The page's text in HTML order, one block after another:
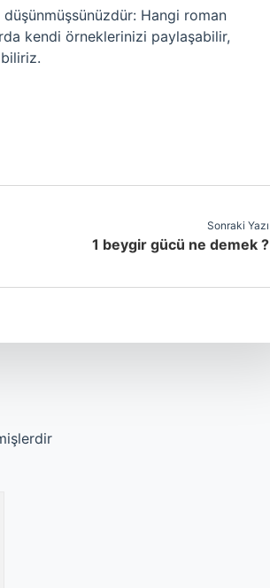
düşünmüşsünüzdür: Hangi roman
kendi örneklerinizi paylaşabilir,
Sonraki Yazı
1 beygir gücü ne demek ?